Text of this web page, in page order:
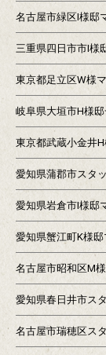
名古屋市緑区I様邸
三重県四日市市I様
東京都足立区W様
岐阜県大垣市H様
東京都武蔵小金井
愛知県蒲郡市スタ
愛知県岩倉市I様邸
愛知県蟹江町K様
名古屋市昭和区M
愛知県春日井市ス
名古屋市瑞穂区ス